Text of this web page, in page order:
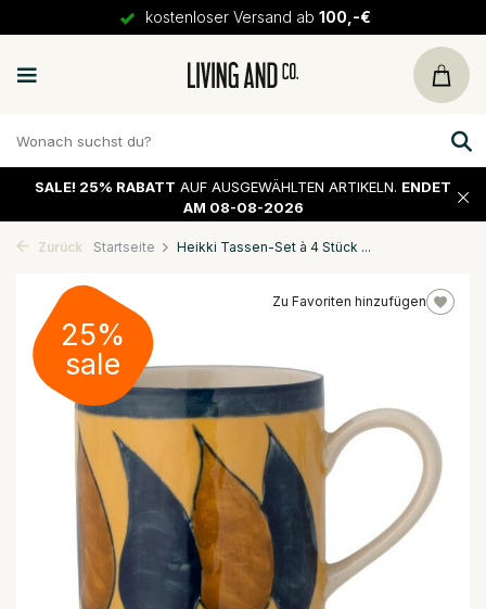
kostenloser Versand ab 100,-€
SALE! 25% RABATT AUF AUSGEWÄHLTEN ARTIKELN. ENDET
AM 08-08-2026
Zurück Startseite Heikki Tassen-Set à 4 Stück ...
Zu Favoriten hinzufügen
25%
sale